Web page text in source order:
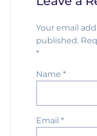
Your email
published.
*
Name *
Email *